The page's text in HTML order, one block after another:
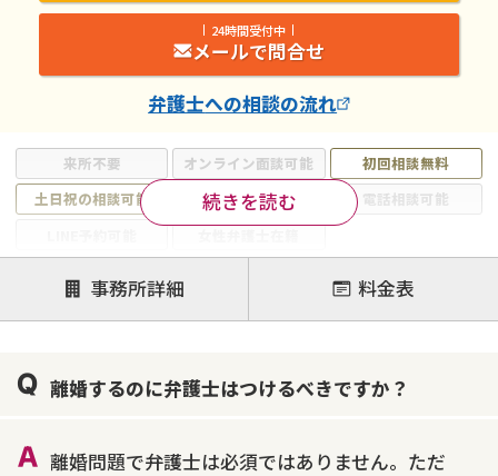
来所不要 オンライン面談可能
初回相談無料
土日祝の相談可能
19時以降電話可能
電話相談可能
注力案件
離婚前相談
離婚調停
離婚裁判
不貞・不倫慰謝料請求
国際離婚
養育費問題
続きを読む
24時間受付中
メールで問合せ
弁護士への相談の流れ
事務所詳細 料金表
離婚するのに弁護士はつけるべきですか？
離婚問題で弁護士は必須ではありません。ただ